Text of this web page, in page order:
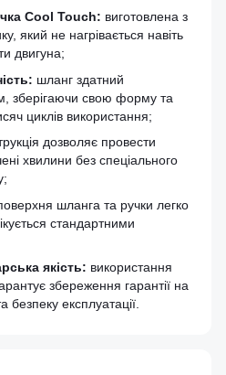
Cool Touch: виготовлена з
який не нагрівається навіть
двигуна;
шланг здатний
зберігаючи свою форму та
циклів використання;
дозволяє провести
хвилини без спеціального
шланга та ручки легко
стандартними
якість: використання
збереження гарантії на
експлуатації.